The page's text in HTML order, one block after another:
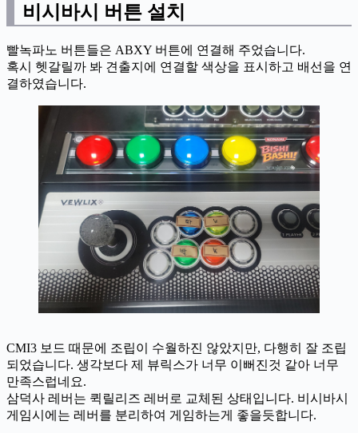
비시바시 버튼 설치
빨녹파노 버튼들은 ABXY 버튼에 연결해 주었습니다.
혹시 헷갈릴까 봐 견출지에 연결할 색상을 표시하고 배선을 연
결하였습니다.
CMI3 보드 때문에 조립이 수월하진 않았지만, 다행히 잘 조립
되었습니다. 생각보다 제 뷰릭스가 너무 이뻐진것 같아 너무
만족스럽네요.
삼덕사 레버는 퀵릴리즈 레버로 교체된 상태입니다. 비시바시
게임시에는 레버를 분리하여 게임하는게 좋을듯합니다.